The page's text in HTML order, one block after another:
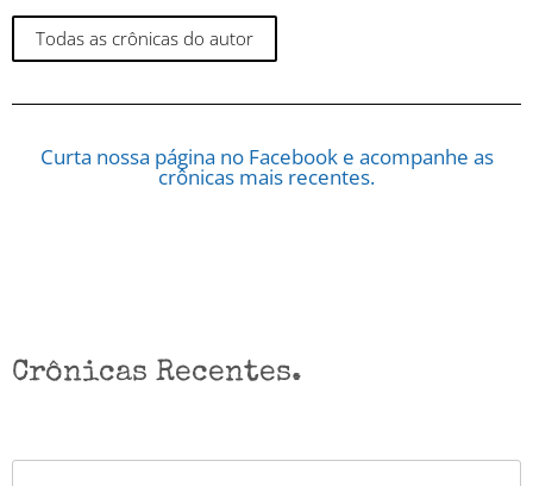
Todas as crônicas do autor
Curta nossa página no Facebook e acompanhe as
crônicas mais recentes.
Crônicas Recentes.